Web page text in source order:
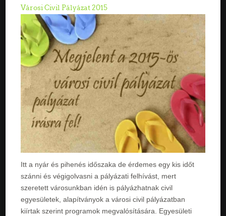
Városi Civil Pályázat 2015
Itt a nyár és pihenés időszaka de érdemes egy kis időt
szánni és végigolvasni a pályázati felhívást, mert
szeretett városunkban idén is pályázhatnak civil
egyesületek, alapítványok a városi civil pályázatban
kiírtak szerint programok megvalósítására. Egyesületi